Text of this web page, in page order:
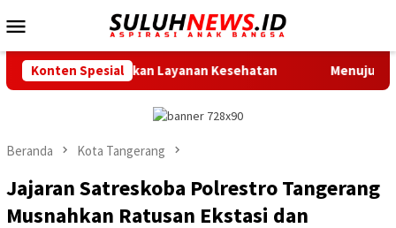
ke
Mobile
Konten Spesial
Hadirkan Layanan Kesehatan Menuju Race Day, City
Beranda Kota Tangerang
Jajaran Satreskoba Polrestro Tangerang
Musnahkan Ratusan Ekstasi dan